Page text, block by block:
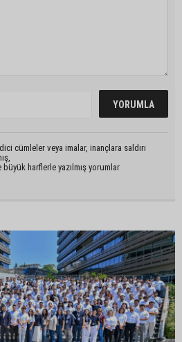
cümleler veya imalar, inançlara saldırı
harflerle yazılmış yorumlar